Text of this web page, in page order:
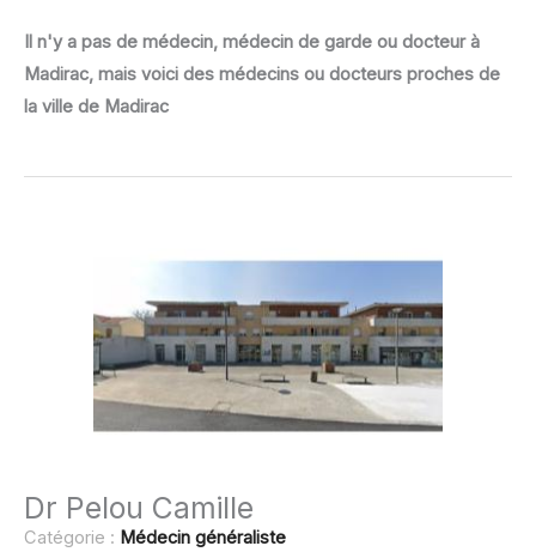
Il n'y a pas de médecin, médecin de garde ou docteur à
Madirac, mais voici des médecins ou docteurs proches de
la ville de Madirac
Dr Pelou Camille
Catégorie : Médecin généraliste